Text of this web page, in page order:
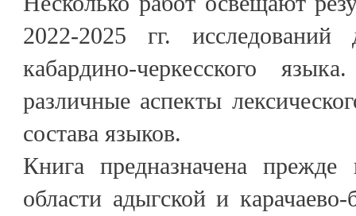
2022-2025 гг. исследований
кабардино-черкесского
различные аспекты
состава языков.
Книга предназначена прежде
области адыгской и